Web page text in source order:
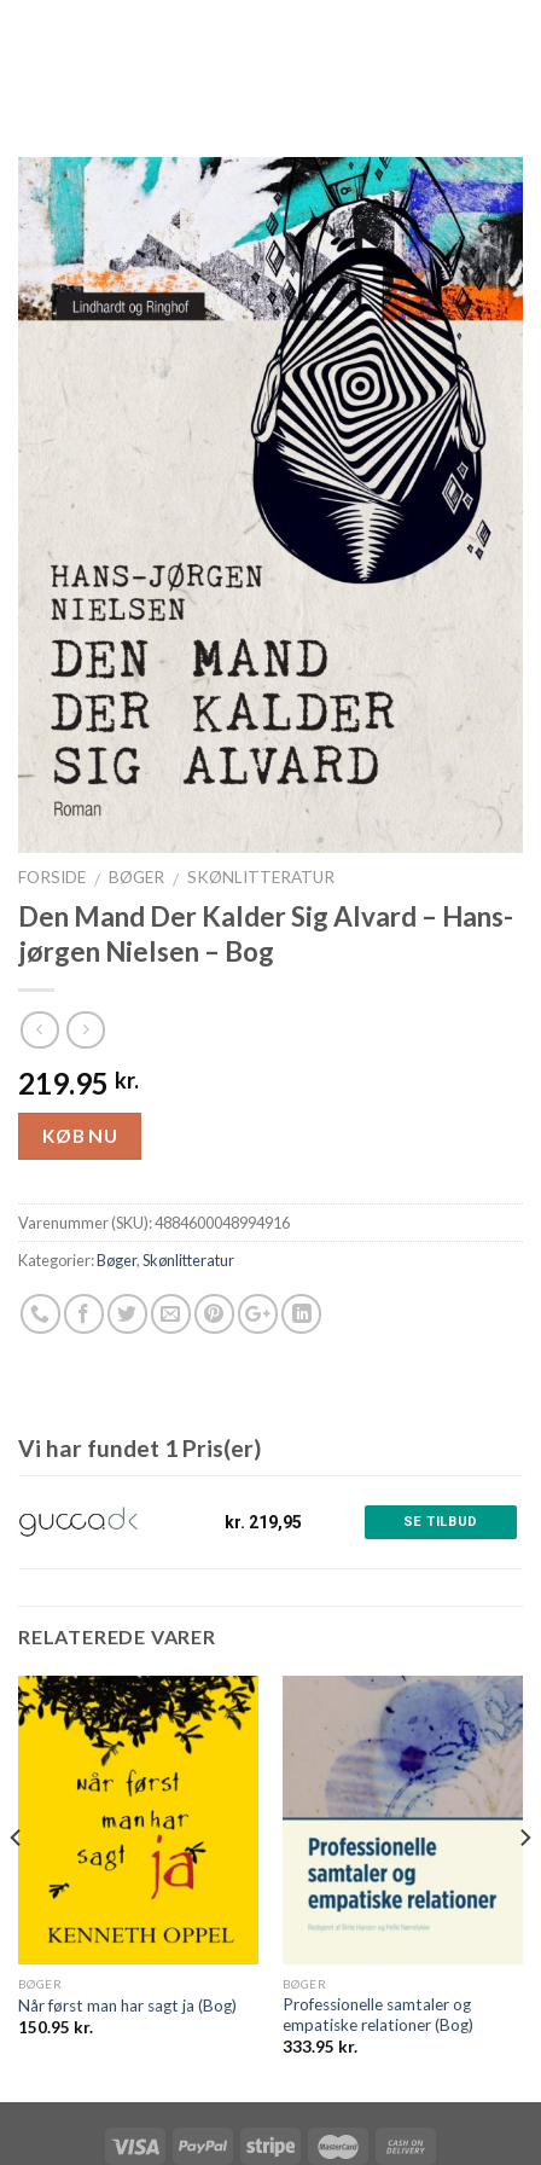
FORSIDE / BØGER / SKØNLITTERATUR
Den Mand Der Kalder Sig Alvard – Hans-
jørgen Nielsen – Bog
219.95 kr.
KØB NU
Varenummer (SKU):4884600048994916
Kategorier:Bøger,Skønlitteratur
Vi har fundet 1 Pris(er)
kr. 219,95 SE TILBUD
RELATEREDE VARER
BØGER
Når først man har sagt ja (Bog)
150.95 kr.
BØGER
Professionelle samtaler og
empatiske relationer (Bog)
333.95 kr.